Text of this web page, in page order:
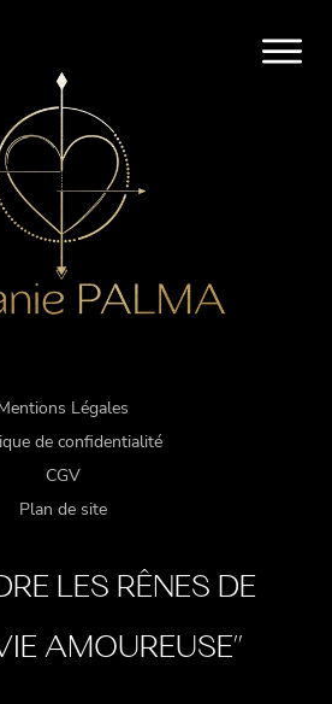
Légales
de confidentialité
CGV
Plan de site
LES RÊNES DE
AMOUREUSE"